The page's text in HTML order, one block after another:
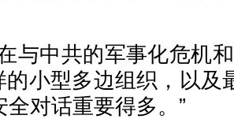
与中共的军事化危机
的小型多边组织，以及
对话重要得多。”